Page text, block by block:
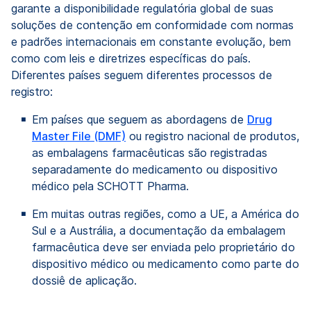
garante a disponibilidade regulatória global de suas
soluções de contenção em conformidade com normas
e padrões internacionais em constante evolução, bem
como com leis e diretrizes específicas do país.
Diferentes países seguem diferentes processos de
registro:
Em países que seguem as abordagens de Drug
Master File (DMF) ou registro nacional de produtos,
as embalagens farmacêuticas são registradas
separadamente do medicamento ou dispositivo
médico pela SCHOTT Pharma.
Em muitas outras regiões, como a UE, a América do
Sul e a Austrália, a documentação da embalagem
farmacêutica deve ser enviada pelo proprietário do
dispositivo médico ou medicamento como parte do
dossiê de aplicação.